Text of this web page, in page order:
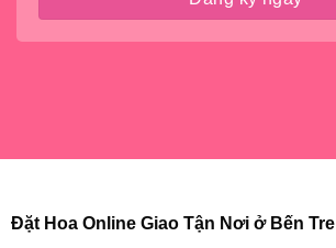
Đặt Hoa Online Giao Tận Nơi ở Bến Tre